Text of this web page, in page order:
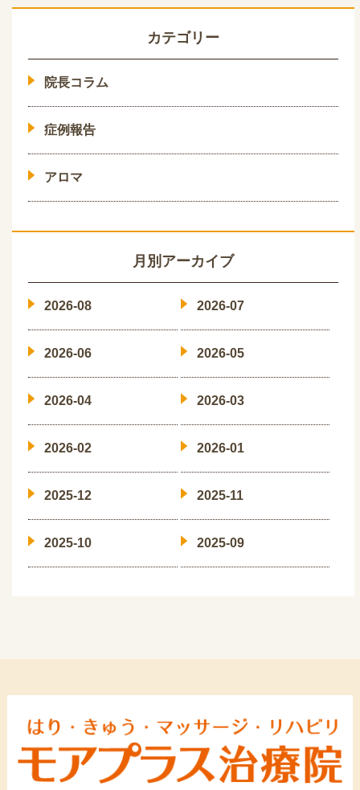
カテゴリー
院長コラム
症例報告
アロマ
月別アーカイブ
2026-08 2026-07
2026-06 2026-05
2026-04 2026-03
2026-02 2026-01
2025-12 2025-11
2025-10 2025-09